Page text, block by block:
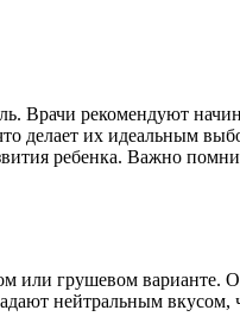
Врачи рекомендуют
делает их идеальным
ребенка. Важно
грушевом варианте.
нейтральным